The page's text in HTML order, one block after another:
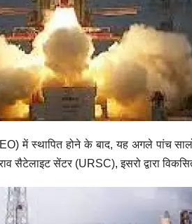
में स्थापित होने के बाद, यह अगले पांच
सैटेलाइट सेंटर (URSC), इसरो द्वारा